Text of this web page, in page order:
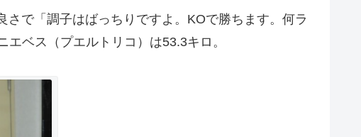
で「調子はばっちりですよ。KOで勝ちます。何ラ
ベス（プエルトリコ）は53.3キロ。